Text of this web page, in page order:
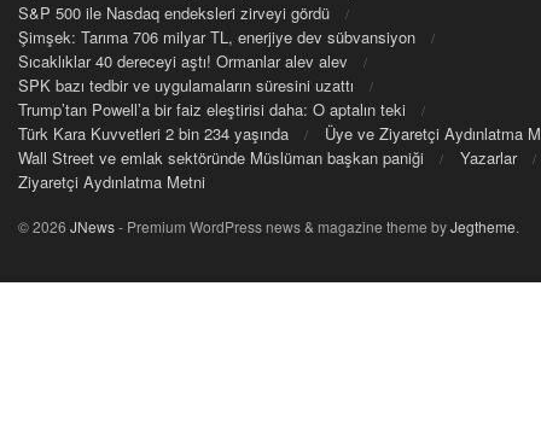
S&P 500 ile Nasdaq endeksleri zirveyi gördü
Şimşek: Tarıma 706 milyar TL, enerjiye dev sübvansiyon
Sıcaklıklar 40 dereceyi aştı! Ormanlar alev alev
SPK bazı tedbir ve uygulamaların süresini uzattı
Trump’tan Powell’a bir faiz eleştirisi daha: O aptalın teki
Türk Kara Kuvvetleri 2 bin 234 yaşında
Üye ve Ziyaretçi Aydınlatma
Wall Street ve emlak sektöründe Müslüman başkan paniği
Yazarlar
Ziyaretçi Aydınlatma Metni
© 2026 JNews- Premium WordPress news & magazine theme byJegtheme.